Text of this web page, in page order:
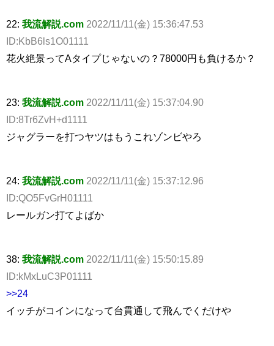
22: 我流解説.com 2022/11/11(金) 15:36:47.53
ID:KbB6ls1O01111
花火絶景ってAタイプじゃないの？78000円も負けるか？
23: 我流解説.com 2022/11/11(金) 15:37:04.90
ID:8Tr6ZvH+d1111
ジャグラーを打つヤツはもうこれゾンビやろ
24: 我流解説.com 2022/11/11(金) 15:37:12.96
ID:QO5FvGrH01111
レールガン打てよばか
38: 我流解説.com 2022/11/11(金) 15:50:15.89
ID:kMxLuC3P01111
>>24
イッチがコインになって台貫通して飛んでくだけや